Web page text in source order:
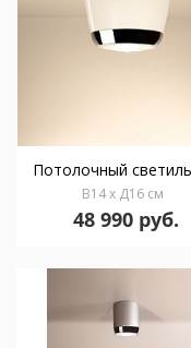
В14 x Д16 см
48 990 руб.